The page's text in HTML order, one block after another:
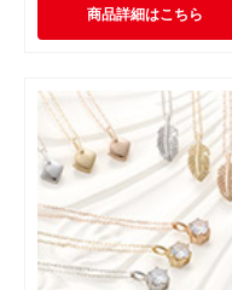
商品詳細はこちら